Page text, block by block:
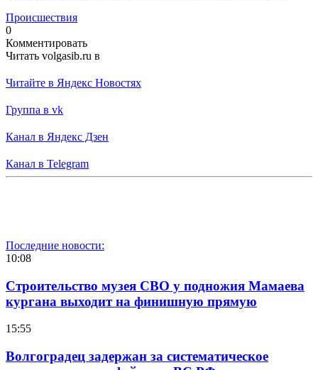
Происшествия
0
Комментировать
Читать volgasib.ru в
Читайте в Яндекс Новостях
Группа в vk
Канал в Яндекс Дзен
Канал в Telegram
Последние новости:
10:08
Строительство музея СВО у подножия Мамаева
кургана выходит на финишную прямую
15:55
Волгоградец задержан за систематическое